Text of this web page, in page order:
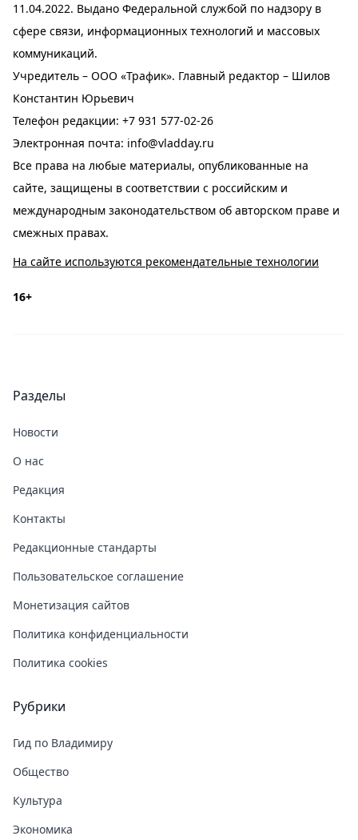
11.04.2022. Выдано Федеральной службой по надзору в
сфере связи, информационных технологий и массовых
коммуникаций.
Учредитель – ООО «Трафик». Главный редактор – Шилов
Константин Юрьевич
Телефон редакции: +7 931 577-02-26
Электронная почта: info@vladday.ru
Все права на любые материалы, опубликованные на
сайте, защищены в соответствии с российским и
международным законодательством об авторском праве и
смежных правах.
На сайте используются рекомендательные технологии
16+
Разделы
Новости
О нас
Редакция
Контакты
Редакционные стандарты
Пользовательское соглашение
Монетизация сайтов
Политика конфиденциальности
Политика cookies
Рубрики
Гид по Владимиру
Общество
Культура
Экономика